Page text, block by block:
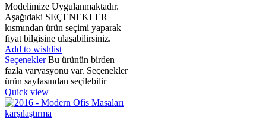
Modelimize Uygulanmaktadır.
Aşağıdaki SEÇENEKLER
kısmından ürün seçimi yaparak
fiyat bilgisine ulaşabilirsiniz.
Add to wishlist
Seçenekler Bu ürünün birden
fazla varyasyonu var. Seçenekler
ürün sayfasından seçilebilir
Quick view
karşılaştırma